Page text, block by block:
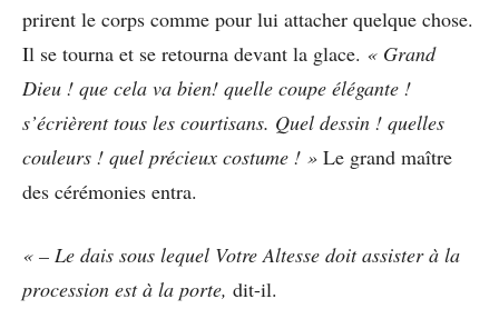
prirent le corps comme pour lui attacher quelque chose.
Il se tourna et se retourna devant la glace. « Grand
Dieu ! que cela va bien! quelle coupe élégante !
s’écrièrent tous les courtisans. Quel dessin ! quelles
couleurs ! quel précieux costume ! » Le grand maître
des cérémonies entra.
« – Le dais sous lequel Votre Altesse doit assister à la
procession est à la porte, dit-il.